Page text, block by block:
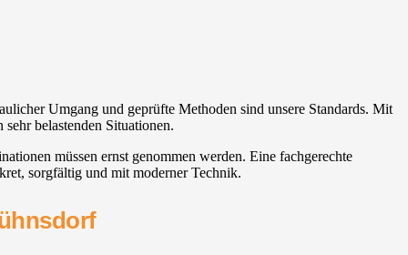
Umgang und geprüfte Methoden sind unsere Standards. Mit
belastenden Situationen.
müssen ernst genommen werden. Eine fachgerechte
sorgfältig und mit moderner Technik.